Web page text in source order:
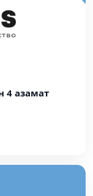
4 азамат